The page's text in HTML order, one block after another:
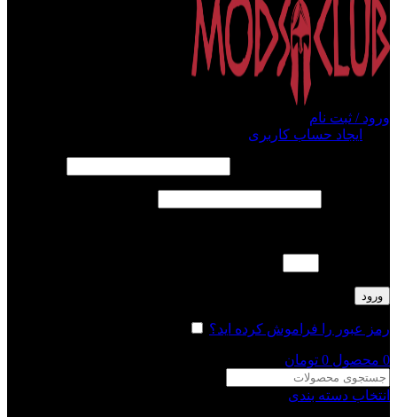
ورود / ثبت نام
ایجاد حساب کاربری
ورود
رمز عبور را فراموش کرده اید؟
0 محصول 0 تومان
انتخاب دسته بندی